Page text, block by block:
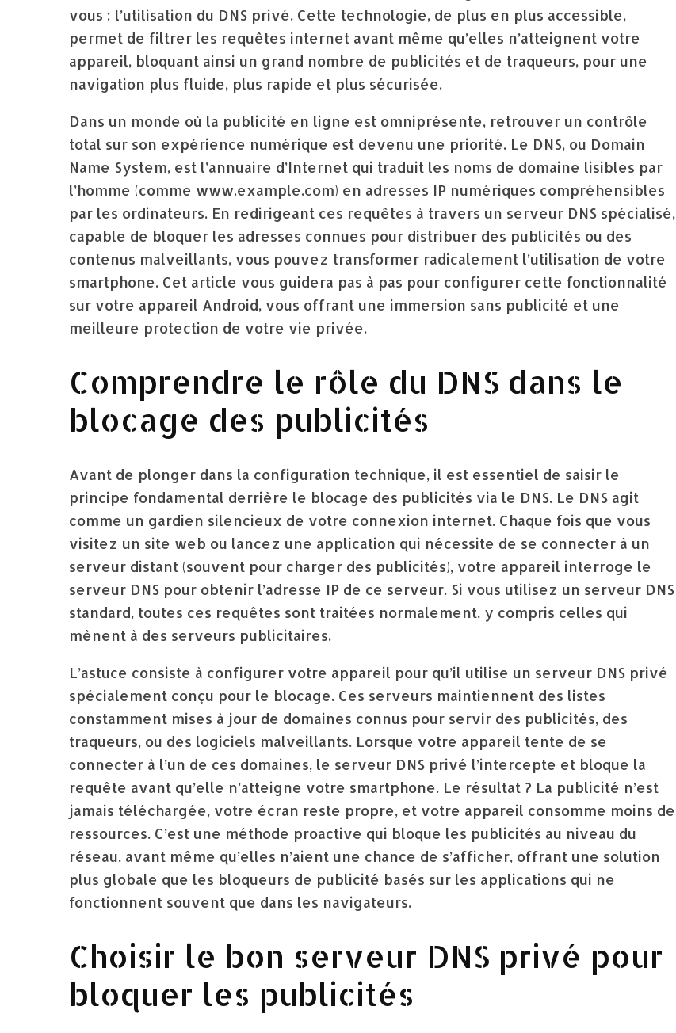
vous : l’utilisation du DNS privé. Cette technologie, de plus en plus accessible,
permet de filtrer les requêtes internet avant même qu’elles n’atteignent votre
appareil, bloquant ainsi un grand nombre de publicités et de traqueurs, pour une
navigation plus fluide, plus rapide et plus sécurisée.
Dans un monde où la publicité en ligne est omniprésente, retrouver un contrôle
total sur son expérience numérique est devenu une priorité. Le DNS, ou Domain
Name System, est l’annuaire d’Internet qui traduit les noms de domaine lisibles par
l’homme (comme www.example.com) en adresses IP numériques compréhensibles
par les ordinateurs. En redirigeant ces requêtes à travers un serveur DNS spécialisé,
capable de bloquer les adresses connues pour distribuer des publicités ou des
contenus malveillants, vous pouvez transformer radicalement l’utilisation de votre
smartphone. Cet article vous guidera pas à pas pour configurer cette fonctionnalité
sur votre appareil Android, vous offrant une immersion sans publicité et une
meilleure protection de votre vie privée.
Comprendre le rôle du DNS dans le
blocage des publicités
Avant de plonger dans la configuration technique, il est essentiel de saisir le
principe fondamental derrière le blocage des publicités via le DNS. Le DNS agit
comme un gardien silencieux de votre connexion internet. Chaque fois que vous
visitez un site web ou lancez une application qui nécessite de se connecter à un
serveur distant (souvent pour charger des publicités), votre appareil interroge le
serveur DNS pour obtenir l’adresse IP de ce serveur. Si vous utilisez un serveur DNS
standard, toutes ces requêtes sont traitées normalement, y compris celles qui
mènent à des serveurs publicitaires.
L’astuce consiste à configurer votre appareil pour qu’il utilise un serveur DNS privé
spécialement conçu pour le blocage. Ces serveurs maintiennent des listes
constamment mises à jour de domaines connus pour servir des publicités, des
traqueurs, ou des logiciels malveillants. Lorsque votre appareil tente de se
connecter à l’un de ces domaines, le serveur DNS privé l’intercepte et bloque la
requête avant qu’elle n’atteigne votre smartphone. Le résultat ? La publicité n’est
jamais téléchargée, votre écran reste propre, et votre appareil consomme moins de
ressources. C’est une méthode proactive qui bloque les publicités au niveau du
réseau, avant même qu’elles n’aient une chance de s’afficher, offrant une solution
plus globale que les bloqueurs de publicité basés sur les applications qui ne
fonctionnent souvent que dans les navigateurs.
Choisir le bon serveur DNS privé pour
bloquer les publicités